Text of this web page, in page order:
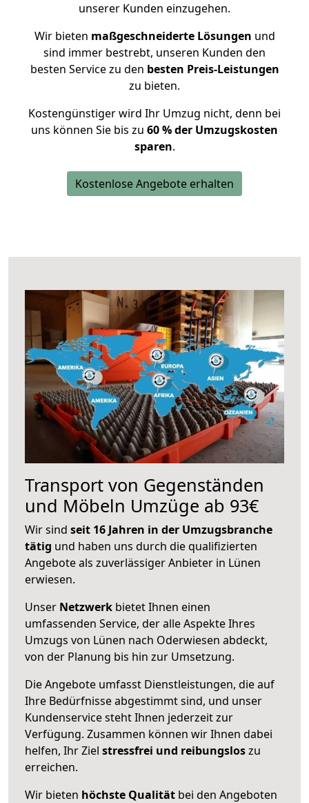
unserer Kunden einzugehen.
Wir bieten maßgeschneiderte Lösungen und
sind immer bestrebt, unseren Kunden den
besten Service zu den besten Preis-Leistungen
zu bieten.
Kostengünstiger wird Ihr Umzug nicht, denn bei
uns können Sie bis zu 60 % der Umzugskosten
sparen.
Kostenlose Angebote erhalten
Transport von Gegenständen
und Möbeln Umzüge ab 93€
Wir sind seit 16 Jahren in der Umzugsbranche
tätig und haben uns durch die qualifizierten
Angebote als zuverlässiger Anbieter in Lünen
erwiesen.
Unser Netzwerk bietet Ihnen einen
umfassenden Service, der alle Aspekte Ihres
Umzugs von Lünen nach Oderwiesen abdeckt,
von der Planung bis hin zur Umsetzung.
Die Angebote umfasst Dienstleistungen, die auf
Ihre Bedürfnisse abgestimmt sind, und unser
Kundenservice steht Ihnen jederzeit zur
Verfügung. Zusammen können wir Ihnen dabei
helfen, Ihr Ziel stressfrei und reibungsloszu
erreichen.
Wir bieten höchste Qualität bei den Angeboten